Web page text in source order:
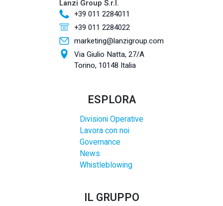
Lanzi Group S.r.l.
+39 011 2284011
+39 011 2284022
marketing@lanzigroup.com
Via Giulio Natta, 27/A
Torino, 10148 Italia
ESPLORA
Divisioni Operative
Lavora con noi
Governance
News
Whistleblowing
IL GRUPPO